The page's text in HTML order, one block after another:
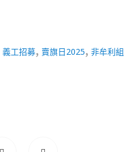
義工招募, 賣旗日2025, 非牟利組